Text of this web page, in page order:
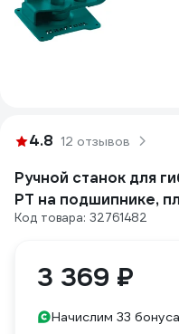
4.8 12 отзывов
Ручной станок для
PT на подшипнике,
Код товара: 32761482
3 369 ₽
Начислим 33 бонуса